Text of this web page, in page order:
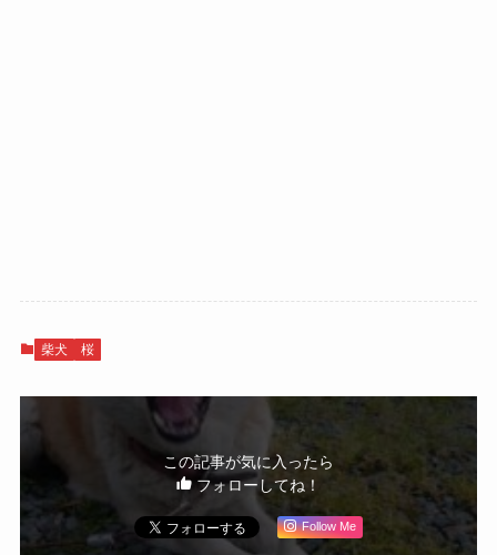
柴犬 桜
この記事が気に入ったら
フォローしてね！
Follow Me